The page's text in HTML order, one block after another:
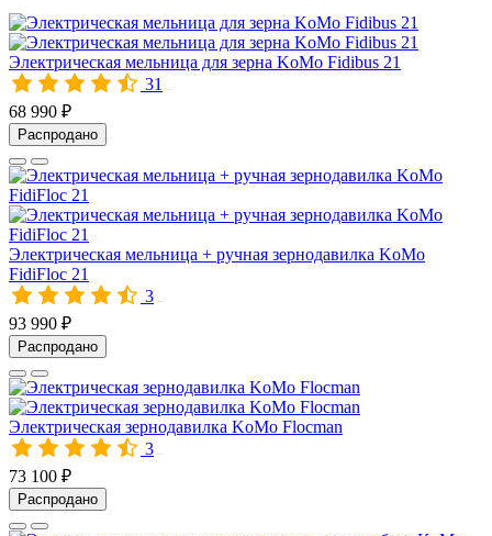
Электрическая мельница для зерна KoMo Fidibus 21
31
68 990 ₽
Распродано
Электрическая мельница + ручная зернодавилка KoMo
FidiFloc 21
3
93 990 ₽
Распродано
Электрическая зернодавилка KoMo Flocman
3
73 100 ₽
Распродано